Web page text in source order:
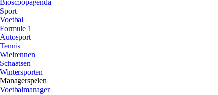
Bioscoopagenda
Sport
Voetbal
Formule 1
Autosport
Tennis
Wielrennen
Schaatsen
Wintersporten
Managerspelen
Voetbalmanager